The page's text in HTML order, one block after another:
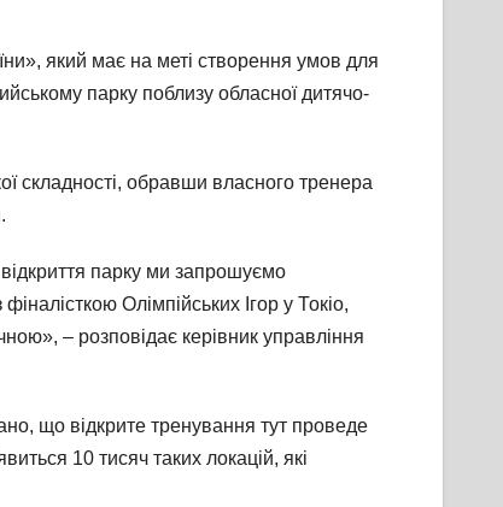
який має на меті створення умов для
парку поблизу обласної дитячо-
складності, обравши власного тренера
відкриття парку ми запрошуємо
Олімпійських Ігор у Токіо,
– розповідає керівник управління
що відкрите тренування тут проведе
10 тисяч таких локацій, які